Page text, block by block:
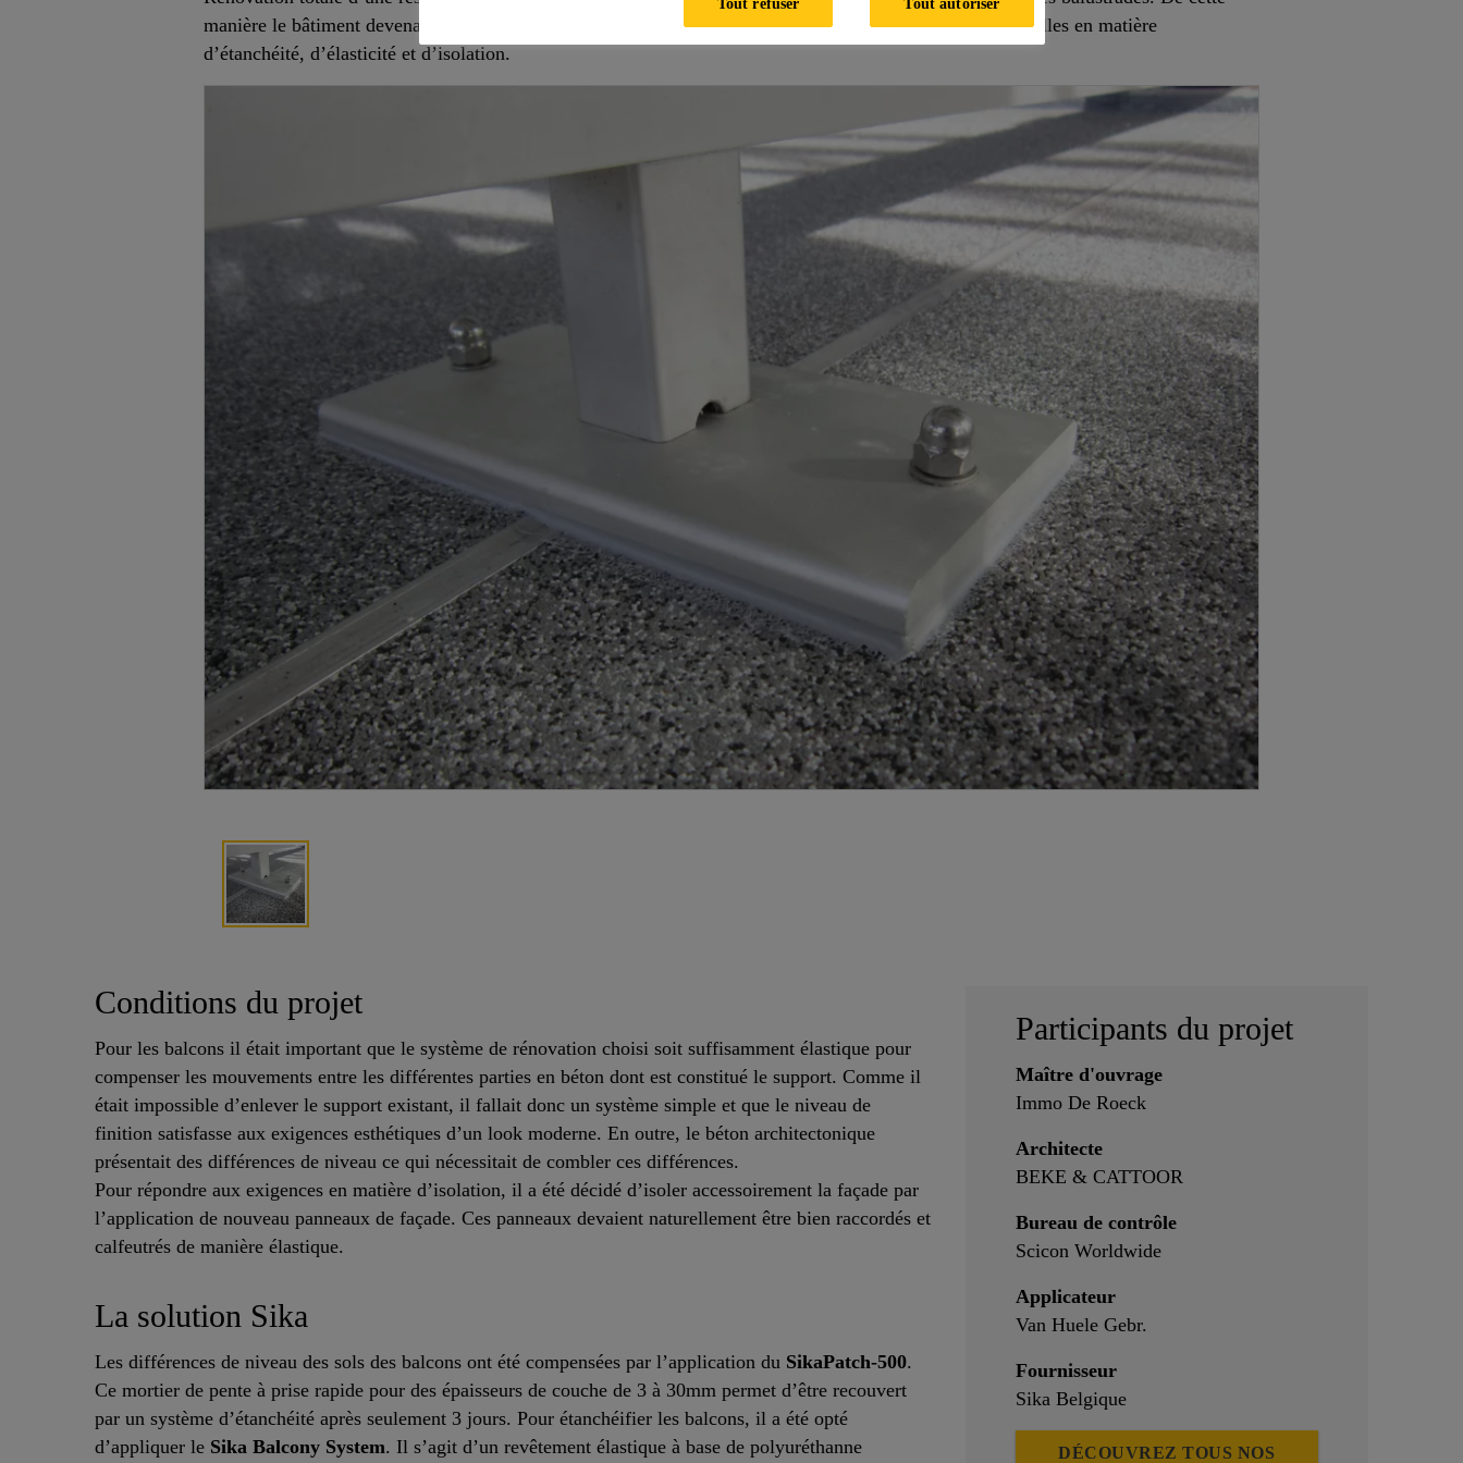
manière le bâtiment devenait attrayant pour le marché de l’immobilier et était conforme aux normes actuelles en matière
d’étanchéité, d’élasticité et d’isolation.
Conditions du projet
Pour les balcons il était important que le système de rénovation choisi soit suffisamment élastique pour
compenser les mouvements entre les différentes parties en béton dont est constitué le support. Comme il
était impossible d’enlever le support existant, il fallait donc un système simple et que le niveau de
finition satisfasse aux exigences esthétiques d’un look moderne. En outre, le béton architectonique
présentait des différences de niveau ce qui nécessitait de combler ces différences.
Pour répondre aux exigences en matière d’isolation, il a été décidé d’isoler accessoirement la façade par
l’application de nouveau panneaux de façade. Ces panneaux devaient naturellement être bien raccordés et
calfeutrés de manière élastique.
La solution Sika
Les différences de niveau des sols des balcons ont été compensées par l’application du SikaPatch-500.
Ce mortier de pente à prise rapide pour des épaisseurs de couche de 3 à 30mm permet d’être recouvert
par un système d’étanchéité après seulement 3 jours. Pour étanchéifier les balcons, il a été opté
d’appliquer le Sika Balcony System. Il s’agit d’un revêtement élastique à base de polyuréthanne
Participants du projet
Maître d'ouvrage
Immo De Roeck
Architecte
BEKE & CATTOOR
Bureau de contrôle
Scicon Worldwide
Applicateur
Van Huele Gebr.
Fournisseur
Sika Belgique
DÉCOUVREZ TOUS NOS